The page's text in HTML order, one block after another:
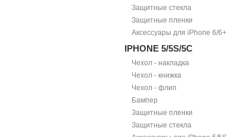
Защитные стекла
Защитные пленки
Аксессуары для iPhone 6/6+
IPHONE 5/5S/5С
Чехол - накладка
Чехол - книжка
Чехол - флип
Бампер
Защитные пленки
Защитные стекла